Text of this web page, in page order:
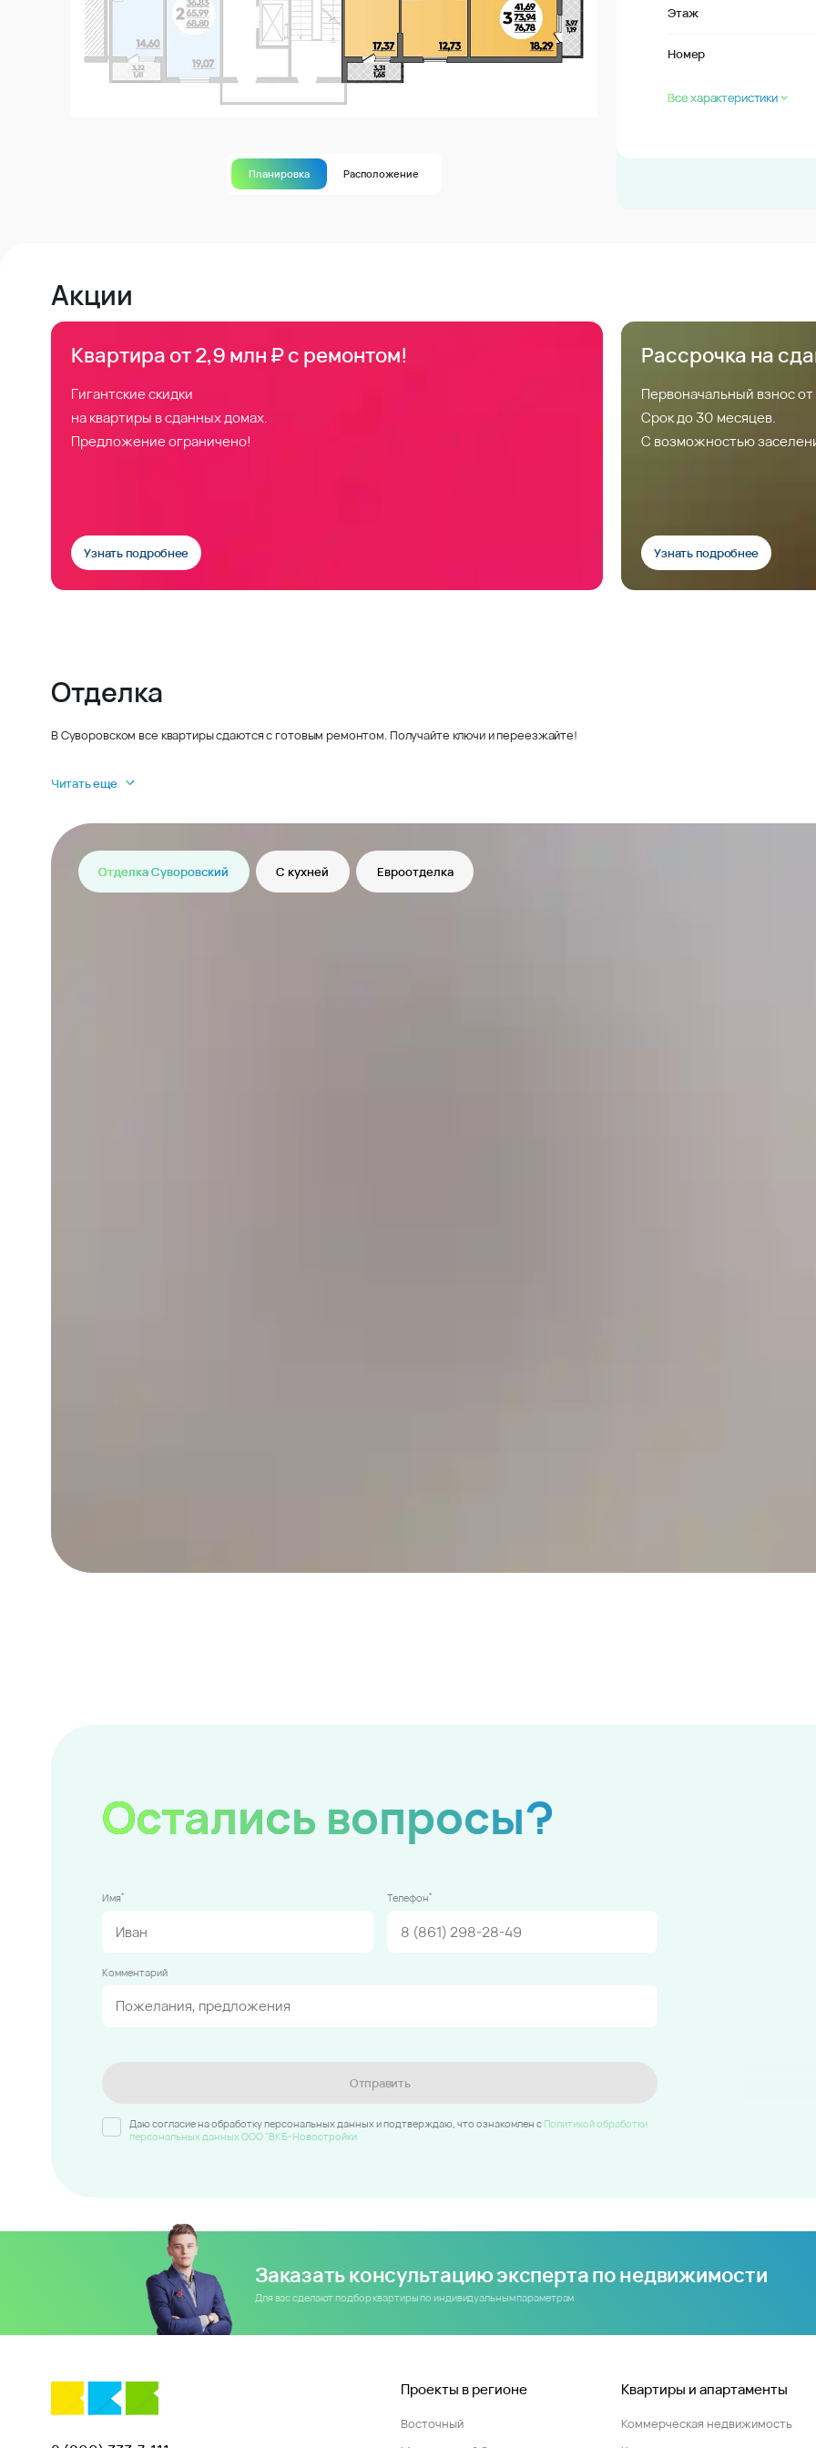
Планировка Расположение
Этаж
Номер
Все характеристики
Акции
Квартира от 2,9 млн ₽ с ремонтом!
Гигантские скидки
на квартиры в сданных домах.
Предложение ограничено!
Узнать подробнее
Рассрочка на
Первоначальный взнос
Срок до 30 месяцев.
С возможностью
Узнать подробнее
Отделка
В Суворовском все квартиры сдаются с готовым ремонтом. Получайте ключи и переезжайте!
Читать еще
Отделка Суворовский С кухней Евроотделка
Остались вопросы?
Имя* Телефон*
Комментарий
Отправить
Даю согласие на обработку персональных данных и подтверждаю, что ознакомлен c Политикой обработки
персональных данных ООО "ВКБ-Новостройки
Заказать консультацию эксперта по недвижимости
Для вас сделают подбор квартиры по индивидуальным параметрам
Проекты в регионе
Восточный
Квартиры и апартаменты
Коммерческая недвижимость